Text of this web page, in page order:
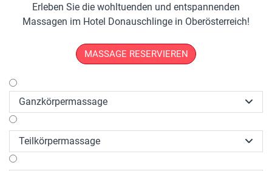
Erleben Sie die wohltuenden und entspannenden
Massagen im Hotel Donauschlinge in Oberösterreich!
MASSAGE RESERVIEREN
Ganzkörpermassage 
Teilkörpermassage 